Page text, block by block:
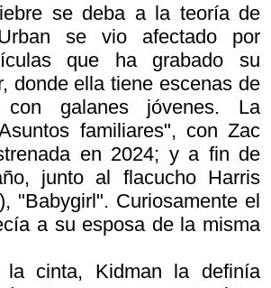
se deba a la teoría de
se vio afectado por
que ha grabado su
donde ella tiene escenas de
galanes jóvenes. La
familiares", con Zac
en 2024; y a fin de
junto al flacucho Harris
"Babygirl". Curiosamente el
a su esposa de la misma
cinta, Kidman la definía